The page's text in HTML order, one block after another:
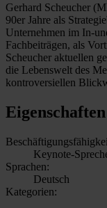
Gerhard Scheucher
90er Jahre als
Unternehmen im In-
Fachbeiträgen, als
Scheucher aktuellen
die Lebenswelt des
kontroversiellen
Eigenschaften
Keynote-
Sprachen:
Deutsch
Kategorien: